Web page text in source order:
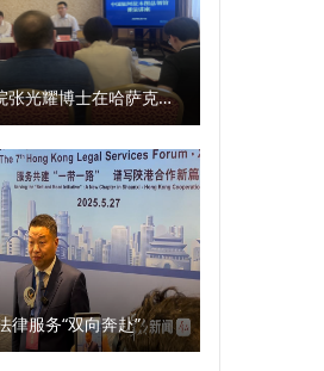
国际法学院张光耀博士在哈萨克斯坦阿拉木图开展科研与社会服务活动
律服务“双向奔赴”